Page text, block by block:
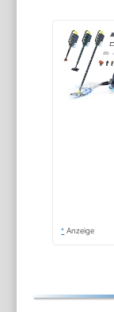
* Anzeige